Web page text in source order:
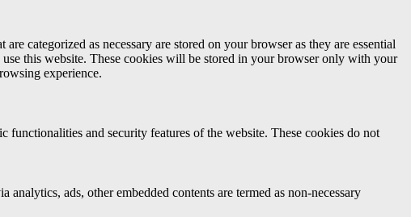
categorized as necessary are stored on your browser as they are essential
this website. These cookies will be stored in your browser only with your
experience.
functionalities and security features of the website. These cookies do not
ads, other embedded contents are termed as non-necessary